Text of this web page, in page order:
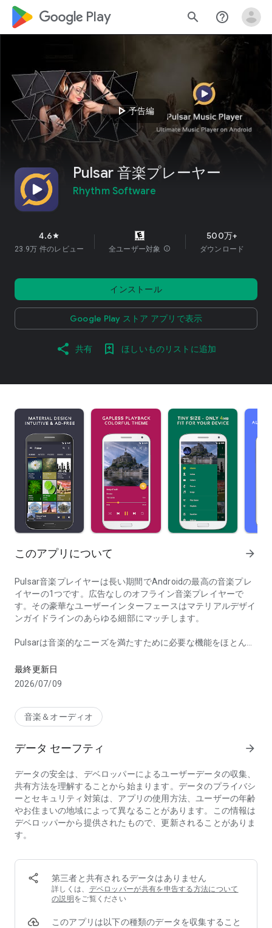
google_logo Play search help_outline
play_arrow予告編
Pulsar 音楽プレーヤー
Rhythm Software
4.6star
23.9万 件のレビュー 全ユーザー対象 info
500万+
ダウンロード
インストール
Google Play ストア アプリで表示
共有 ほしいものリストに追加
このアプリについて arrow_forward
Pulsar音楽プレイヤーは長い期間でAndroidの最高の音楽プレ
イヤーの1つです。 広告なしのオフライン音楽プレイヤーで
す。その豪華なユーザーインターフェースはマテリアルデザイ
ンガイドラインのあらゆる細部にマッチします。
Pulsarは音楽的なニーズを満たすために必要な機能をほとんど
ロスフェード
scrobbling、Chromecast対応、音声コマンド、Android
Pulsarは100万回以上ダウンロードされたAndroidの究極の音
✓ マテリアルデザインやアニメーションを用いた美しいユー
ザインターフェイス
✓ アルバム、アーティスト、フォルダーとジャンル別に管理
および再生
✓ アルバムアートおよびアーティスト画像の自動ダウンロー
✓ もっとも再生された曲、最近再生された、新曲などのスマ
ートプレイリスト
✓ アルバム、アーティスト、曲の素早い検索
✓ ギャップレス再生
✓ クロスフェード対応
最終更新日
2026/07/09
音楽＆オーディオ
データ セーフティ arrow_forward
データの安全は、デベロッパーによるユーザーデータの収集、
共有方法を理解することから始まります。データのプライバシ
ーとセキュリティ対策は、アプリの使用方法、ユーザーの年齢
やお住まいの地域によって異なることがあります。この情報は
デベロッパーから提供されたもので、更新されることがありま
す。
第三者と共有されるデータはありません
詳しくは、 デベロッパーが共有を申告する方法について
の説明 をご覧ください
このアプリは以下の種類のデータを収集すること